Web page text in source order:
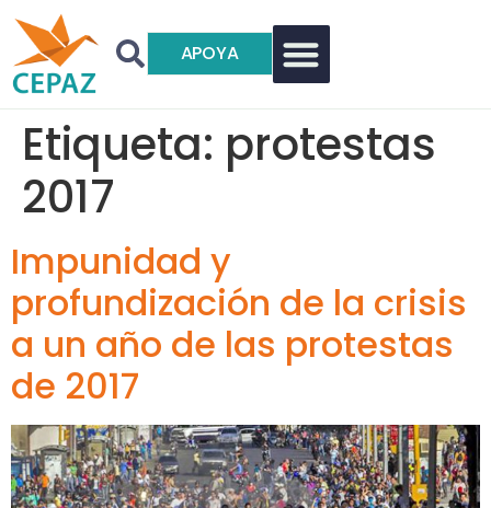
APOYA
Etiqueta: protestas
2017
Impunidad y
profundización de la crisis
a un año de las protestas
de 2017